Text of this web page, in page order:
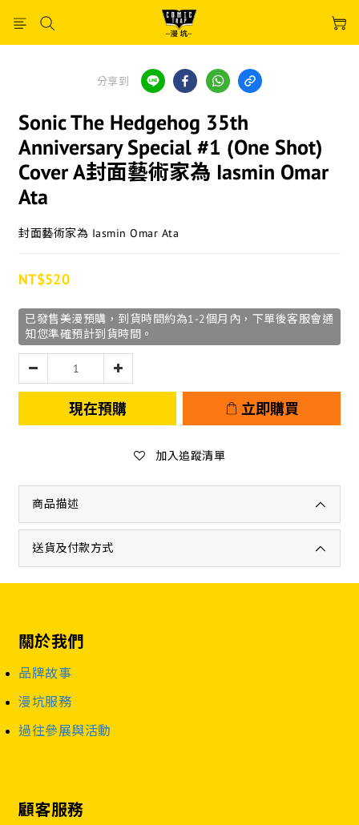
分享到
Sonic The Hedgehog 35th
Anniversary Special #1 (One Shot)
Cover A封面藝術家為 Iasmin Omar
Ata
封面藝術家為 Iasmin Omar Ata
NT$520
已發售美漫預購，到貨時間約為1-2個月內，下單後客服會通
知您準確預計到貨時間。
現在預購 立即購買
加入追蹤清單
商品描述
送貨及付款方式
關於我們
品牌故事
漫坑服務
過往參展與活動
顧客服務